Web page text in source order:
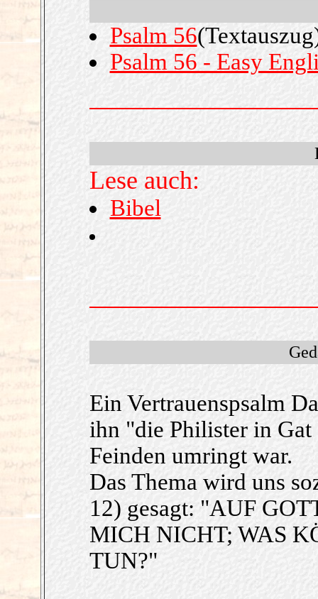
Psalm 56
Psalm 56 - Easy
Lese auch:
Bibel
Ein Vertrauenspsalm
ihn "die Philister in
Feinden umringt war.
Das Thema wird uns
12) gesagt: "AUF
MICH NICHT; WAS
TUN?"